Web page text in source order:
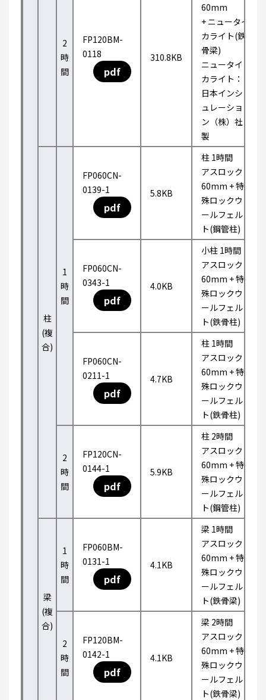
2
時
間
FP120BM-
0118
pdf
310.8KB
60mm
+ ニュータイ
カライト(鉄
骨梁)
ニュータイ
カライト：
日本インシ
ュレーショ
ン（株）社
製
柱
(複
合)
1
時
間
FP060CN-
0139-1
pdf
5.8KB
柱 1時間
アスロック
60mm + 特
殊ロックウ
ールフェル
ト(鋼管柱)
FP060CN-
0343-1
pdf
4.0KB
小柱 1時間
アスロック
60mm + 特
殊ロックウ
ールフェル
ト(鉄骨柱)
FP060CN-
0211-1
pdf
4.7KB
柱 1時間
アスロック
60mm + 特
殊ロックウ
ールフェル
ト(鉄骨柱)
2
時
間
FP120CN-
0144-1
pdf
5.9KB
柱 2時間
アスロック
60mm + 特
殊ロックウ
ールフェル
ト(鋼管柱)
梁
(複
合)
1
時
間
FP060BM-
0131-1
pdf
4.1KB
梁 1時間
アスロック
60mm + 特
殊ロックウ
ールフェル
ト(鉄骨梁)
2
時
間
FP120BM-
0142-1
pdf
4.1KB
梁 2時間
アスロック
60mm + 特
殊ロックウ
ールフェル
ト(鉄骨梁)